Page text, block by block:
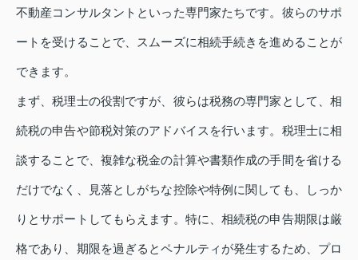
不動産コンサルタントといった専門家たちです。彼らのサポ
ートを受けることで、スムーズに相続手続きを進めることが
できます。
まず、税理士の役割ですが、彼らは税務の専門家として、相
続税の申告や節税対策のアドバイスを行います。税理士に相
談することで、複雑な税金の計算や書類作成の手間を省ける
だけでなく、見落としがちな控除や特例に関しても、しっか
りとサポートしてもらえます。特に、相続税の申告期限は厳
格であり、期限を過ぎるとペナルティが発生するため、プロ